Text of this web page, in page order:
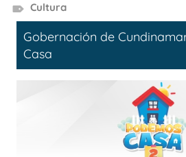
Cultura
Gobernación de
Casa